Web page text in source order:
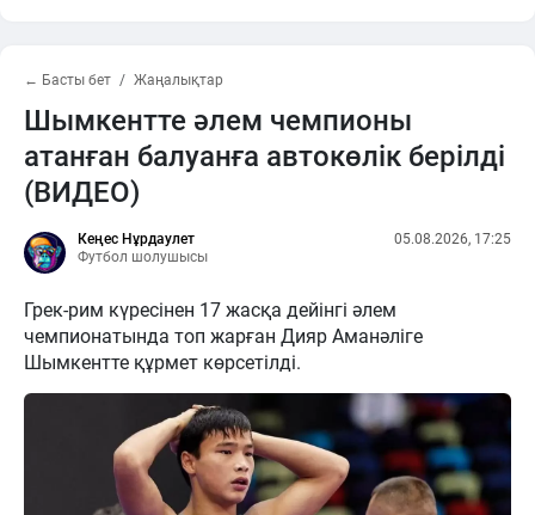
← Басты бет Жаңалықтар
Шымкентте әлем чемпионы
атанған балуанға автокөлік берілді
(ВИДЕО)
Кеңес Нұрдаулет
Футбол шолушысы
05.08.2026, 17:25
Грек-рим күресінен 17 жасқа дейінгі әлем
чемпионатында топ жарған Дияр Аманәліге
Шымкентте құрмет көрсетілді.